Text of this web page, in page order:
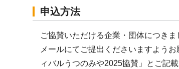
申込方法
ご協賛いただける企業・団体につき
メールにてご提出くださいますよう
ィバルうつのみや2025協賛」とご記